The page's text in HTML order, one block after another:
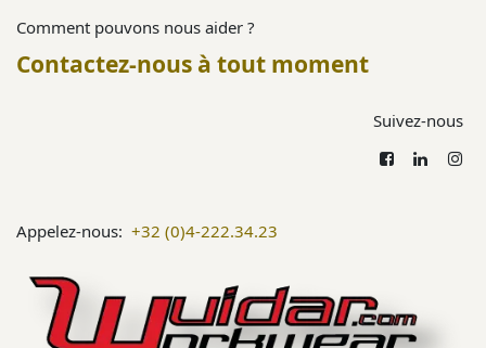
Comment pouvons nous aider ?
Contactez-nous à tout moment
Suivez-nous
Appelez-nous: +32 (0)4-222.34.23